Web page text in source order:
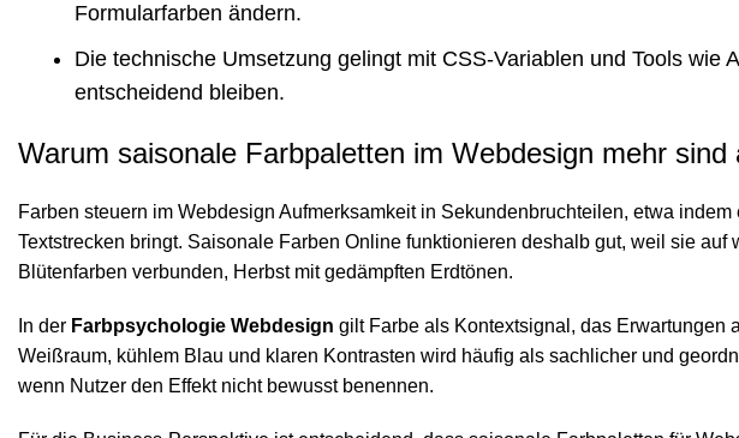
Formularfarben ändern.
Die technische Umsetzung gelingt mit CSS-Variablen und Tools
entscheidend bleiben.
Warum saisonale Farbpaletten im Webdesign mehr sind
Farben steuern im Webdesign Aufmerksamkeit in Sekundenbruchteilen, etwa
Textstrecken bringt. Saisonale Farben Online funktionieren deshalb gut, weil sie
Blütenfarben verbunden, Herbst mit gedämpften Erdtönen.
In der Farbpsychologie Webdesign gilt Farbe als Kontextsignal, das Erwartungen
Weißraum, kühlem Blau und klaren Kontrasten wird häufig als sachlicher und
wenn Nutzer den Effekt nicht bewusst benennen.